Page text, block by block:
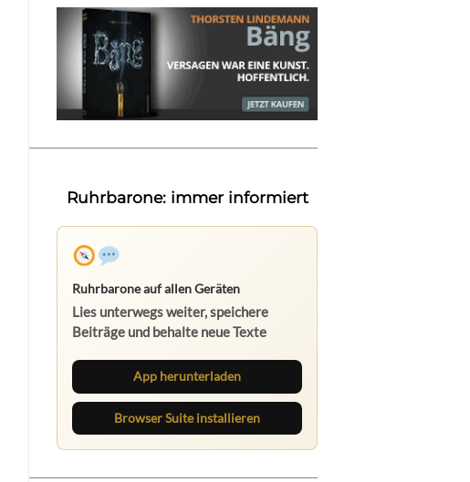
Ruhrbarone: immer informiert
Ruhrbarone auf allen Geräten
Lies unterwegs weiter, speichere
Beiträge und behalte neue Texte
App herunterladen
Browser Suite installieren